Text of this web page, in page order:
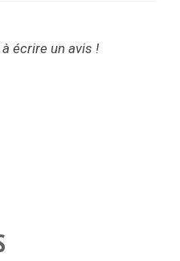
écrire un avis !